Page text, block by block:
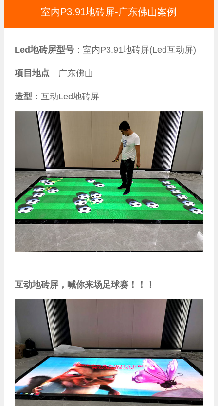
室内P3.91地砖屏-广东佛山案例
Led地砖屏型号 ：室内P3.91地砖屏(Led互动屏)
项目地点 ：广东佛山
造型 ：互动Led地砖屏
互动地砖屏，喊你来场足球赛！！！